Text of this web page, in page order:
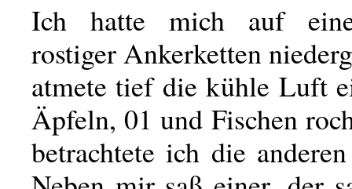
Ich hatte mich auf
rostiger Ankerketten
atmete tief die kühle Luft
Äpfeln, 01 und Fischen
betrachtete ich die anderen